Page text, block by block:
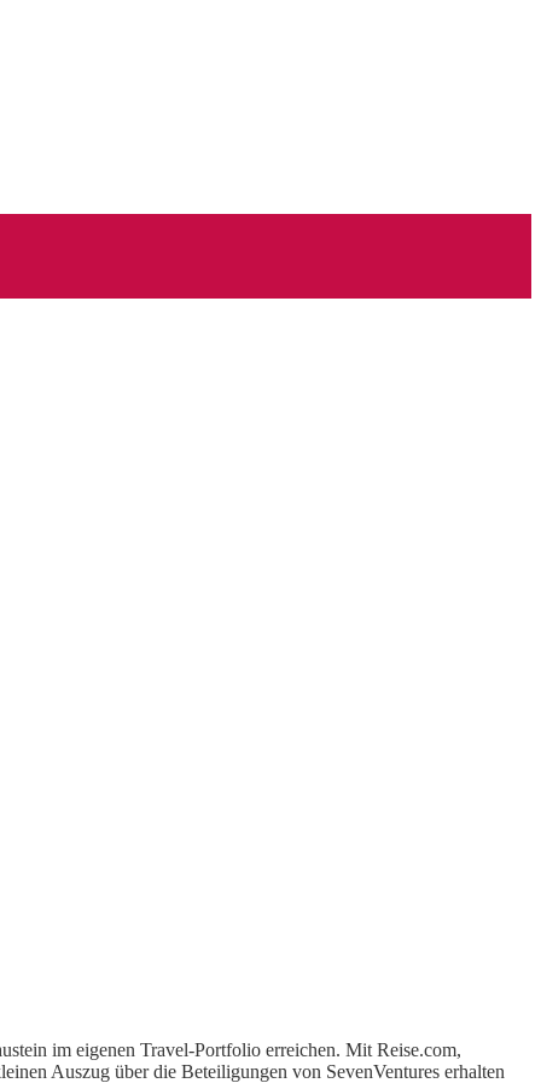
im eigenen Travel-Portfolio erreichen. Mit Reise.com,
Auszug über die Beteiligungen von SevenVentures erhalten